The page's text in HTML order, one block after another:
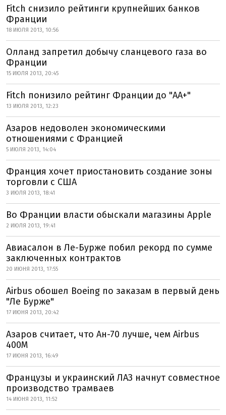
Fitch снизило рейтинги крупнейших банков
Франции
18 ИЮЛЯ 2013, 10:56
Олланд запретил добычу сланцевого газа во
Франции
15 ИЮЛЯ 2013, 20:45
Fitch понизило рейтинг Франции до "АА+"
13 ИЮЛЯ 2013, 12:23
Азаров недоволен экономическими
отношениями с Францией
5 ИЮЛЯ 2013, 14:04
Франция хочет приостановить создание зоны
торговли с США
3 ИЮЛЯ 2013, 18:41
Во Франции власти обыскали магазины Apple
2 ИЮЛЯ 2013, 19:41
Авиасалон в Ле-Бурже побил рекорд по сумме
заключенных контрактов
20 ИЮНЯ 2013, 17:55
Airbus обошел Boeing по заказам в первый день
"Ле Бурже"
17 ИЮНЯ 2013, 20:42
Азаров считает, что Ан-70 лучше, чем Airbus
400М
17 ИЮНЯ 2013, 16:49
Французы и украинский ЛАЗ начнут совместное
производство трамваев
14 ИЮНЯ 2013, 11:52